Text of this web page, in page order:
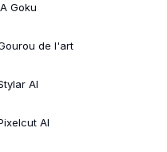
Goku
de l'art
AI
AI